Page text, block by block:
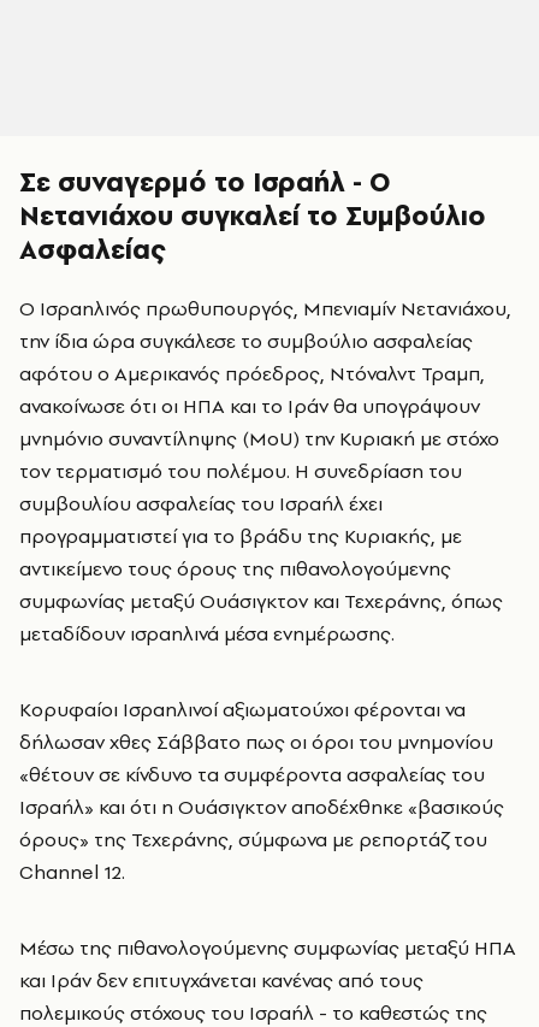
Σε συναγερμό το Ισραήλ - Ο
Νετανιάχου συγκαλεί το Συμβούλιο
Ασφαλείας
Ο Ισραηλινός πρωθυπουργός, Μπενιαμίν Νετανιάχου,
την ίδια ώρα συγκάλεσε το συμβούλιο ασφαλείας
αφότου ο Αμερικανός πρόεδρος, Ντόναλντ Τραμπ,
ανακοίνωσε ότι οι ΗΠΑ και το Ιράν θα υπογράψουν
μνημόνιο συναντίληψης (MoU) την Κυριακή με στόχο
τον τερματισμό του πολέμου. Η συνεδρίαση του
συμβουλίου ασφαλείας του Ισραήλ έχει
προγραμματιστεί για το βράδυ της Κυριακής, με
αντικείμενο τους όρους της πιθανολογούμενης
συμφωνίας μεταξύ Ουάσιγκτον και Τεχεράνης, όπως
μεταδίδουν ισραηλινά μέσα ενημέρωσης.
Κορυφαίοι Ισραηλινοί αξιωματούχοι φέρονται να
δήλωσαν χθες Σάββατο πως οι όροι του μνημονίου
«θέτουν σε κίνδυνο τα συμφέροντα ασφαλείας του
Ισραήλ» και ότι η Ουάσιγκτον αποδέχθηκε «βασικούς
όρους» της Τεχεράνης, σύμφωνα με ρεπορτάζ του
Channel 12.
Μέσω της πιθανολογούμενης συμφωνίας μεταξύ ΗΠΑ
και Ιράν δεν επιτυγχάνεται κανένας από τους
πολεμικούς στόχους του Ισραήλ - το καθεστώς της